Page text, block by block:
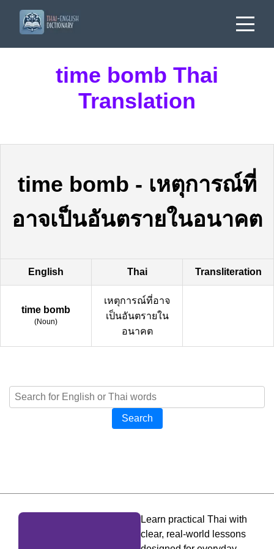
time bomb Thai
Translation
time bomb - เหตุการณ์ที่
อาจเป็นอันตรายในอนาคต
English Thai Transliteration
time bomb
(Noun)
เหตุการณ์ที่อาจ
เป็นอันตรายใน
อนาคต
Search
Learn practical Thai with
clear, real-world lessons